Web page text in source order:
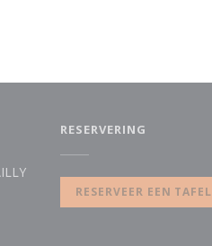
((opent in een nieuw venster))
RESERVERING
RESERVEER EEN TAFEL